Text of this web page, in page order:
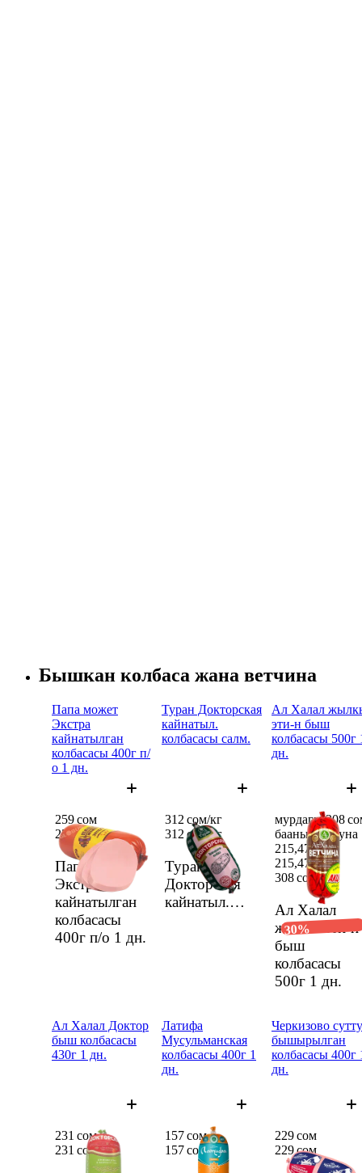
Бышкан колбаса жана ветчина
Папа может
Экстра
кайнатылган
колбасасы 400г п/
о 1 дн.
Папа может
Экстра
кайнатылган
колбасасы
400г п/о 1 дн.
259 сом
259 сом
Туран Докторская
кайнатыл.
колбасасы салм.
Туран
Докторская
кайнатыл.
312 сом/кг
312 сом/кг
Ал Халал
эти-н быш
колбасасы 500г
дн.
Ал Халал
жылкы эти-н
быш
колбасасы
500г 1 дн.
мурдагы 308
баанын ордуна
215,47 сом
215,47 сом
308 сом
30%
Ал Халал Доктор
быш колбасасы
430г 1 дн.
231 сом
231 сом
Латифа
Мусульманская
колбасасы 400г 1
дн.
157 сом
157 сом
Черкизово сутту
бышырылган
колбасасы 400г
дн.
229 сом
229 сом